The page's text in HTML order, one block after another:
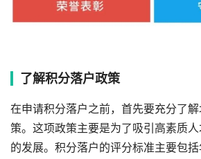
了解积分落户政策
在申请积分落户之前，首先要充分了
策。这项政策主要是为了吸引高素质
的发展。积分落户的评分标准主要包